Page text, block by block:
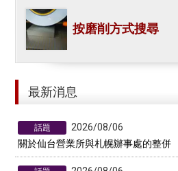
按磨削方式搜尋
最新消息
話題
2026/08/06
關於仙台營業所與札幌辦事處的整併